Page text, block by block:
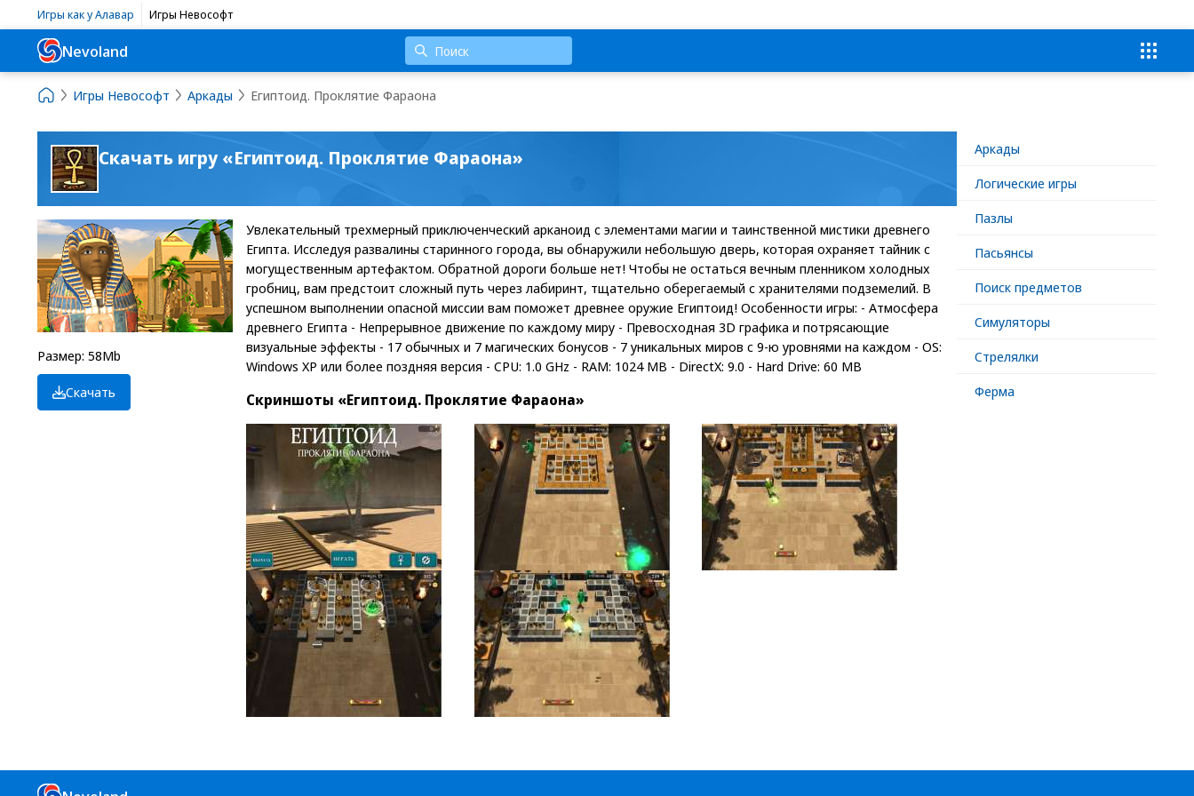
Игры как у Алавар Игры Невософт
Nevoland
Игры Невософт Аркады Египтоид. Проклятие Фараона
Скачать игру «Египтоид. Проклятие Фараона»
Размер: 58Mb
Скачать
Увлекательный трехмерный приключенческий арканоид с элементами магии и таинственной мистики древнего
Египта. Исследуя развалины старинного города, вы обнаружили небольшую дверь, которая охраняет тайник с
могущественным артефактом. Обратной дороги больше нет! Чтобы не остаться вечным пленником холодных
гробниц, вам предстоит сложный путь через лабиринт, тщательно оберегаемый с хранителями подземелий. В
успешном выполнении опасной миссии вам поможет древнее оружие Египтоид! Особенности игры: - Атмосфера
древнего Египта - Непрерывное движение по каждому миру - Превосходная 3D графика и потрясающие
визуальные эффекты - 17 обычных и 7 магических бонусов - 7 уникальных миров с 9-ю уровнями на каждом - OS:
Windows XP или более поздняя версия - CPU: 1.0 GHz - RAM: 1024 MB - DirectX: 9.0 - Hard Drive: 60 MB
Скриншоты «Египтоид. Проклятие Фараона»
Аркады
Логические игры
Пазлы
Пасьянсы
Поиск предметов
Симуляторы
Стрелялки
Ферма